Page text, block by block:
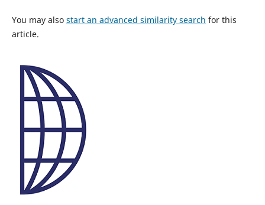
You may also start an advanced similarity search for this
article.